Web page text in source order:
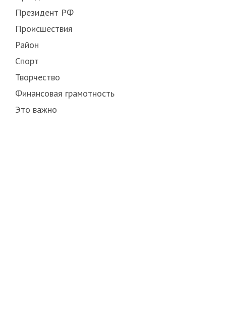
Президент РФ
Происшествия
Район
Спорт
Творчество
Финансовая грамотность
Это важно